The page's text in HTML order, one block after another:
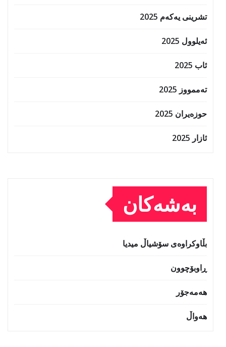
تشرینی یەکەم 2025
ئەیلوول 2025
ئاب 2025
تەممووز 2025
حوزه‌یران 2025
ئازار 2025
بەشەکان
بڵاوکراوەی سۆشیاڵ میدیا
ڕاوبۆچوون
هەمەجۆر
هەواڵ